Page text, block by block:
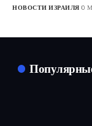
НОВОСТИ ИЗРАИЛЯ 0